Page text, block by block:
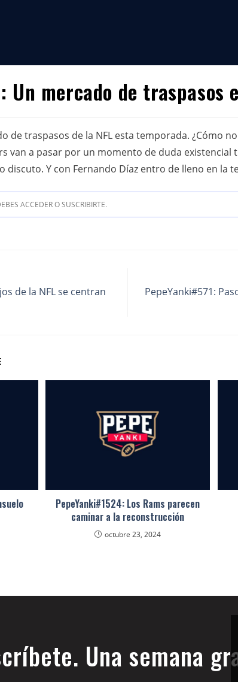
Un mercado de traspasos
de traspasos de la NFL esta temporada. ¿Cómo
van a pasar por un momento de duda existencial
discuto. Y con Fernando Díaz entro de lleno en la
ACCEDER O SUSCRIBIRTE.
de la NFL se centran
PepeYanki#571:
PepeYanki#1524: Los Rams parecen
caminar a la reconstrucción
octubre 23, 2024
Una semana